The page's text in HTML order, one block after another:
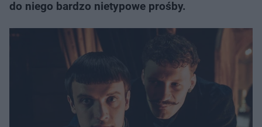
do niego bardzo nietypowe prośby.